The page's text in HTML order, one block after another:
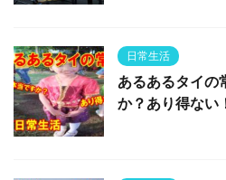
日常生活
あるあるタイ
か？あり得ない